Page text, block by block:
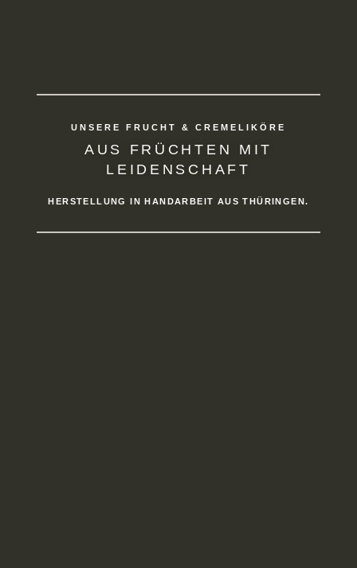
UNSERE FRUCHT & CREMELIKÖRE
AUS FRÜCHTEN MIT
LEIDENSCHAFT
HERSTELLUNG IN HANDARBEIT AUS THÜRINGEN.